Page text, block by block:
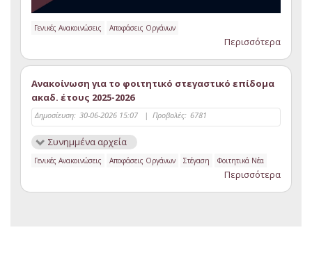
Γενικές Ανακοινώσεις Αποφάσεις Οργάνων
Περισσότερα
Ανακοίνωση για το φοιτητικό στεγαστικό επίδομα
ακαδ. έτους 2025-2026
Δημοσίευση: 30-06-2026 15:07 | Προβολές: 6781
Συνημμένα αρχεία
Γενικές Ανακοινώσεις Αποφάσεις Οργάνων Στέγαση Φοιτητικά Νέα
Περισσότερα